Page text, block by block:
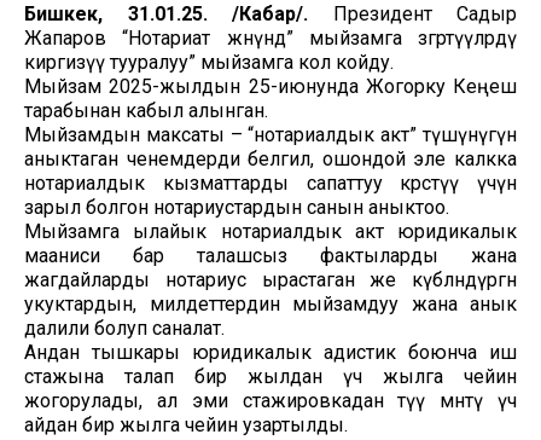
Бишкек, 31.01.25. /Кабар/. Президент Садыр
Жапаров “Нотариат жөнүндө” мыйзамга өзгөртүүлөрдү
киргизүү тууралуу” мыйзамга кол койду.
Мыйзам 2025-жылдын 25-июнунда Жогорку Кеңеш
тарабынан кабыл алынган.
Мыйзамдын максаты – “нотариалдык акт” түшүнүгүн
аныктаган ченемдерди белгилөө, ошондой эле калкка
нотариалдык кызматтарды сапаттуу көрсөтүү үчүн
зарыл болгон нотариустардын санын аныктоо.
Мыйзамга ылайык нотариалдык акт юридикалык
мааниси бар талашсыз фактыларды жана
жагдайларды нотариус ырастаган же күбөлөндүргөн
укуктардын, милдеттердин мыйзамдуу жана анык
далили болуп саналат.
Андан тышкары юридикалык адистик боюнча иш
стажына талап бир жылдан үч жылга чейин
жогорулады, ал эми стажировкадан өтүү мөөнөтү үч
айдан бир жылга чейин узартылды.